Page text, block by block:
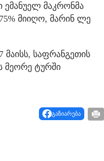
ემანუელ მაკრონმა
მიიღო, მარინ ლე
მაისს, საფრანგეთის
მეორე ტურში
გაზიარება